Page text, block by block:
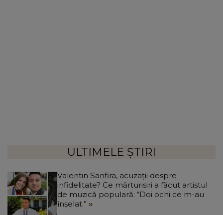
ULTIMELE ȘTIRI
Valentin Sanfira, acuzații despre
infidelitate? Ce mărturisiri a făcut artistul
de muzică populară: “Doi ochi ce m-au
înșelat.”